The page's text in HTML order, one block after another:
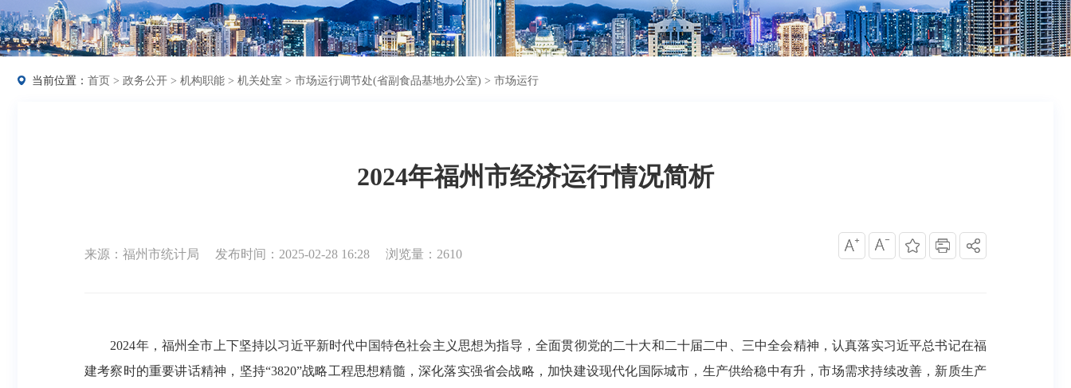
当前位置： 首页 > 政务公开 > 机构职能 > 机关处室 > 市场运行调节处(省副食品基地办公室) > 市场运行
2024年福州市经济运行情况简析
来源：福州市统计局 发布时间：2025-02-28 16:28 浏览量：2610
2024年，福州全市上下坚持以习近平新时代中国特色社会主义思想为指导，全面贯彻党的二十大和二十届二中、三中全会精神，认真落实习近平总书记在福
建考察时的重要讲话精神，坚持“3820”战略工程思想精髓，深化落实强省会战略，加快建设现代化国际城市，生产供给稳中有升，市场需求持续改善，新质生产